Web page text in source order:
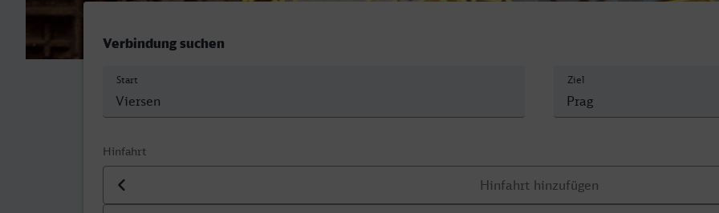
Verbindung suchen
Start Ziel
Hinfahrt
Datum der Hinfahrt